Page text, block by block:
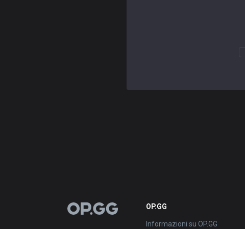
OP.GG OP.GG
Informazioni su OP.GG